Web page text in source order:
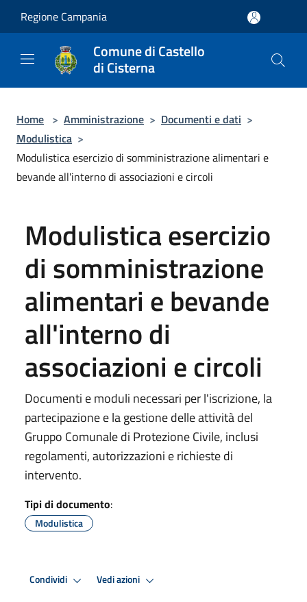
Regione Campania
Comune di Castello
di Cisterna
Home > Amministrazione > Documenti e dati >
Modulistica >
Modulistica esercizio di somministrazione alimentari e
bevande all'interno di associazioni e circoli
Modulistica esercizio
di somministrazione
alimentari e bevande
all'interno di
associazioni e circoli
Documenti e moduli necessari per l'iscrizione, la
partecipazione e la gestione delle attività del
Gruppo Comunale di Protezione Civile, inclusi
regolamenti, autorizzazioni e richieste di
intervento.
Tipi di documento:
Modulistica
Condividi Vedi azioni